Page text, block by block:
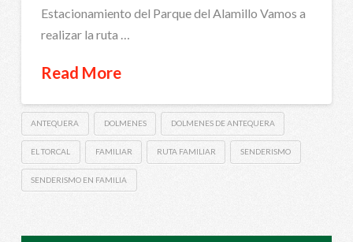
Estacionamiento del Parque del Alamillo Vamos a
realizar la ruta …
Read More
ANTEQUERA DOLMENES DOLMENES DE ANTEQUERA
EL TORCAL FAMILIAR RUTA FAMILIAR SENDERISMO
SENDERISMO EN FAMILIA